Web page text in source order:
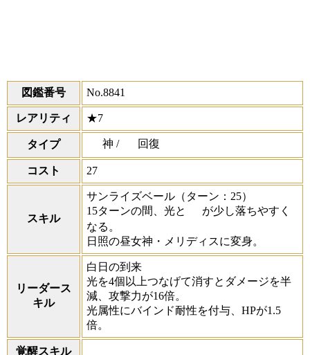
図鑑番号 No.8841
レアリティ ★7
タイプ 神 / 回復
コスト 27
スキル
サンライズベール （ターン：25）
15ターンの間、光と
が少し落ちやすく
なる。
日照の昼女神・メリディスに変身。
リーダース
キル
白日の到来
光を4個以上つなげて消すとダメージを半
減、攻撃力が16倍。
光属性にバインド耐性を付与、HPが1.5
倍。
覚醒スキル